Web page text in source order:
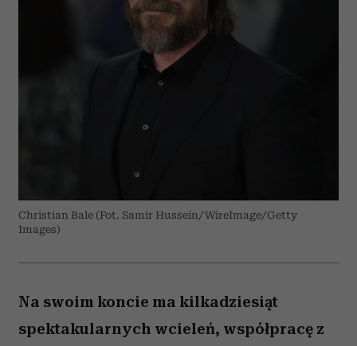
Christian Bale (Fot. Samir Hussein/WireImage/Getty
Images)
Na swoim koncie ma kilkadziesiąt
spektakularnych wcieleń, współpracę z